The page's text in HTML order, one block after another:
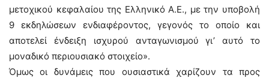
μετοχικού κεφαλαίου της Ελληνικό Α.Ε., με την υποβολή
9 εκδηλώσεων ενδιαφέροντος, γεγονός το οποίο και
αποτελεί ένδειξη ισχυρού ανταγωνισμού γι’ αυτό το
μοναδικό περιουσιακό στοιχείο».
Όμως οι δυνάμεις που ουσιαστικά χαρίζουν τα προς